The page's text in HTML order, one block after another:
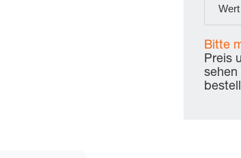
Bitte
Preis
sehen